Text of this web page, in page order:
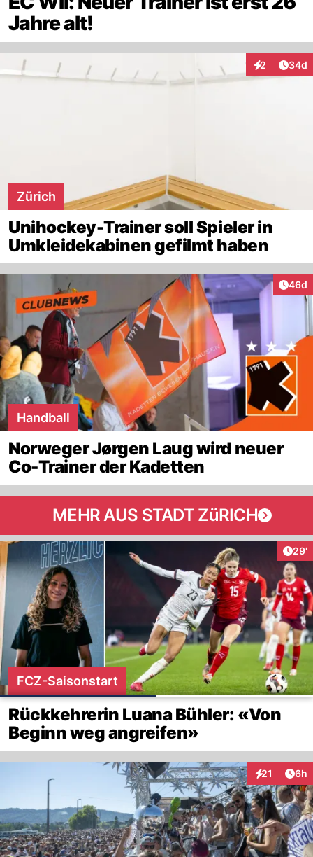
Jahre alt!
2
Interaktionen
34d
Zürich
Unihockey-Trainer soll Spieler in
Umkleidekabinen gefilmt haben
46d
Handball
Norweger Jørgen Laug wird neuer
Co-Trainer der Kadetten
MEHR AUS STADT ZüRICH
29'
FCZ-Saisonstart
Rückkehrerin Luana Bühler: «Von
Beginn weg angreifen»
21
Interaktionen
6h